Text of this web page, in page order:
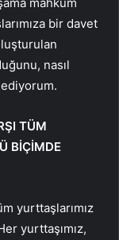
bir davet
nasıl
TÜM
BİÇİMDE
yurttaşlarımız
yurttaşımız,